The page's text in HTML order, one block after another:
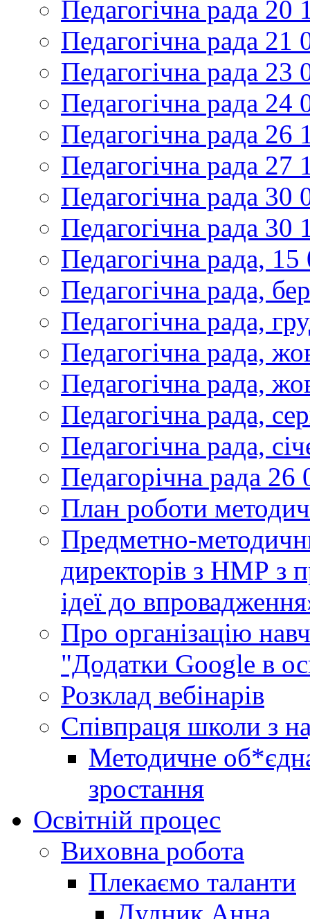
Педагогічна рада 20
Педагогічна рада 21
Педагогічна рада 23
Педагогічна рада 24
Педагогічна рада 26
Педагогічна рада 27
Педагогічна рада 30
Педагогічна рада 30
Педагогічна рада,
Педагогічна рада,
Педагогічна рада,
Педагогічна рада,
Педагогічна рада,
Педагогічна рада,
Педагогічна рада,
Педагорічна рада 26
План роботи
Предметно-
директорів з НМР з
ідеї до
Про організацію
"Додатки Google в
Розклад вебінарів
Співпраця школи з
Методичне
зростання
Освітній процес
Виховна робота
Плекаємо таланти
Дудник Анна